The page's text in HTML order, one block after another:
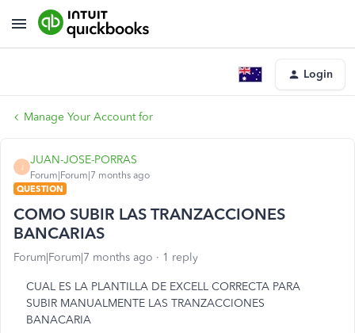
Login
Manage Your Account for
J
JUAN-JOSE-PORRAS
Forum|Forum|7 months ago
QUESTION
COMO SUBIR LAS TRANZACCIONES
BANCARIAS
Forum|Forum|7 months ago 1 reply
CUAL ES LA PLANTILLA DE EXCELL CORRECTA PARA
SUBIR MANUALMENTE LAS TRANZACCIONES
BANACARIA